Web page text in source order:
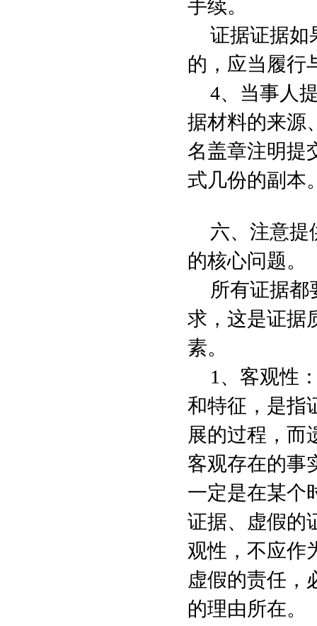
手续。
证据证据如
的，应当履行
4、当事人
据材料的来源
名盖章注明提
式几份的副本
六、注意提
的核心问题。
所有证据都
求，这是证据
素。
1 、客观性
和特征，是指
展的过程，而
客观存在的事
一定是在某个
证据、虚假的
观性，不应作
虚假的责任，
的理由所在。